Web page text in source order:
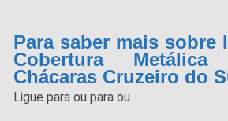
Para saber mais sobre
Cobertura Metálica
Chácaras Cruzeiro do
Ligue paraou paraou